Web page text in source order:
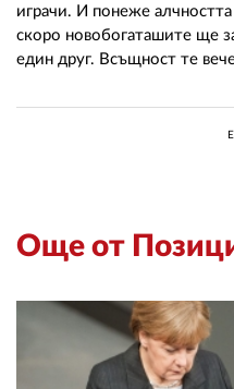
играчи. И понеже алчността
скоро новобогаташите ще
един друг. Всъщност те
Още от